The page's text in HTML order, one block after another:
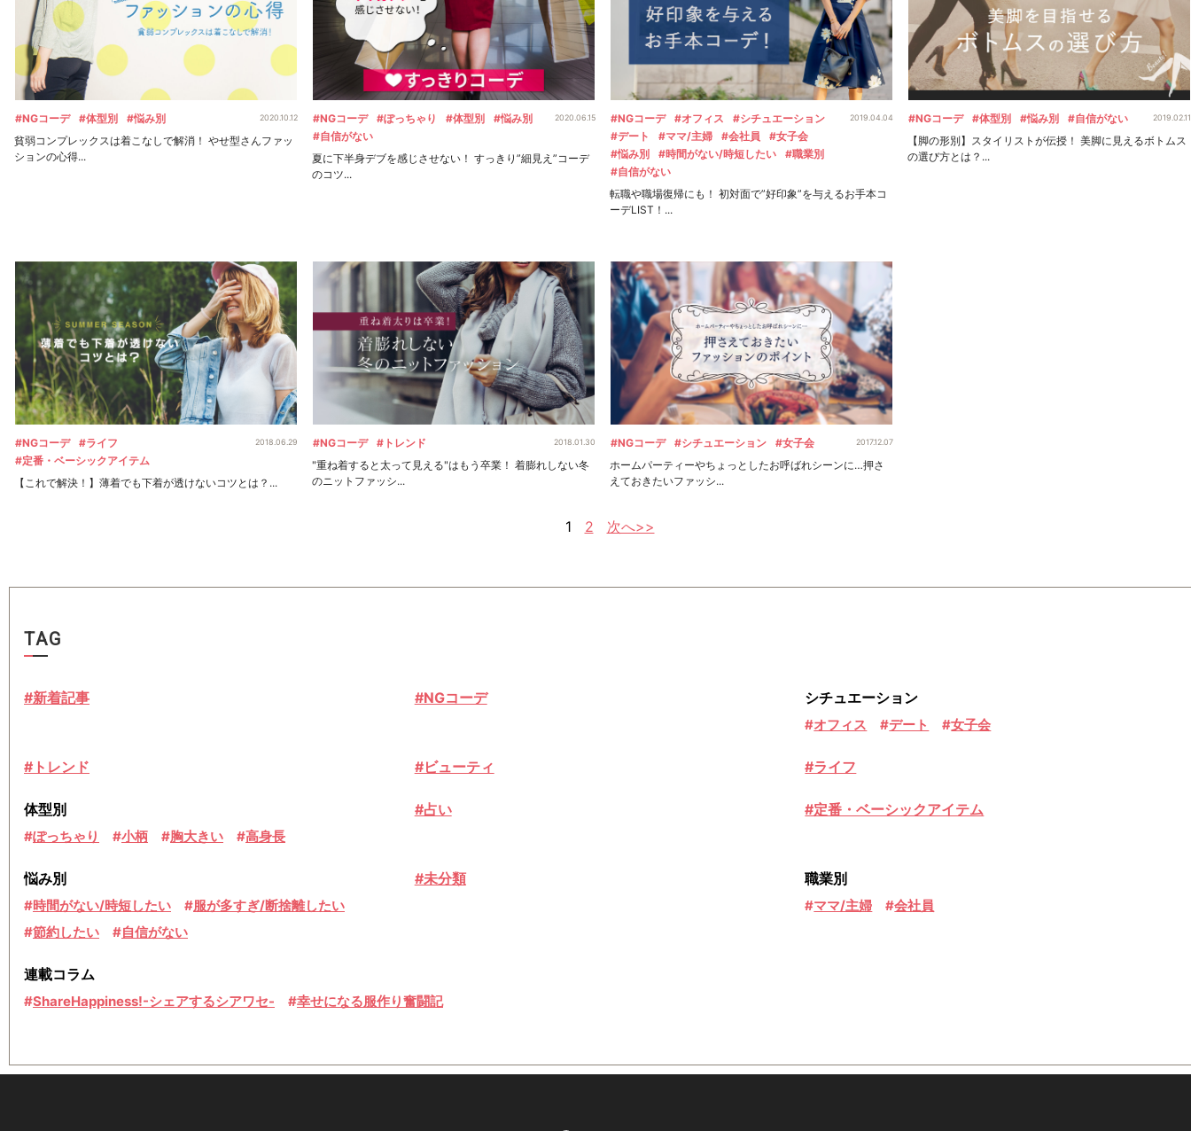
#NGコーデ #体型別 #悩み別 2020.10.12
貧弱コンプレックスは着こなしで解消！ やせ型さんファッ
ションの心得...
#NGコーデ #ぽっちゃり #体型別
#悩み別
#自信がない
2020.06.15
夏に下半身デブを感じさせない！ すっきり”細見え”コーデ
のコツ...
#NGコーデ #オフィス
#シチュエーション
#デート
#ママ/主婦 #会社員
#女子会
#悩み別
#時間がない/時短したい
#職業別
#自信がない
2019.04.04
転職や職場復帰にも！ 初対面で”好印象”を与えるお手本コ
ーデLIST！...
#NGコーデ #体型別 #悩み別 #自信がない 2019.02.11
【脚の形別】スタイリストが伝授！ 美脚に見えるボトムス
の選び方とは？...
#NGコーデ
#ライフ
#定番・ベーシックアイテム
2018.06.29
【これで解決！】薄着でも下着が透けないコツとは？...
#NGコーデ #トレンド 2018.01.30
"重ね着すると太って見える"はもう卒業！ 着膨れしない冬
のニットファッシ...
#NGコーデ #シチュエーション #女子会 2017.12.07
ホームパーティーやちょっとしたお呼ばれシーンに…押さ
えておきたいファッシ...
1 2 次へ>>
TAG
#新着記事 #NGコーデ シチュエーション
オフィス デート 女子会
#トレンド #ビューティ #ライフ
体型別
ぽっちゃり 小柄 胸大きい 高身長
#占い #定番・ベーシックアイテム
悩み別
時間がない/時短したい
服が多すぎ/断捨離したい
節約したい
自信がない
#未分類 職業別
ママ/主婦 会社員
連載コラム
ShareHappiness!-シェアするシアワセ- 幸せになる服作り奮闘記